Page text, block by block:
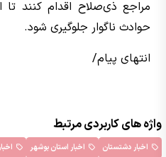
مراجع ذی‌صلاح اقدام کنند
حوادث ناگوار جلوگیری شود.
انتهای پیام/
واژه های کاربردی مرتبط
اخبار دشتستان اخبار استان بوشهر